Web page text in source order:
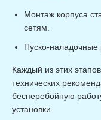
Монтаж корпуса
сетям.
Пуско-наладочные
Каждый из этих
технических
бесперебойную
установки.